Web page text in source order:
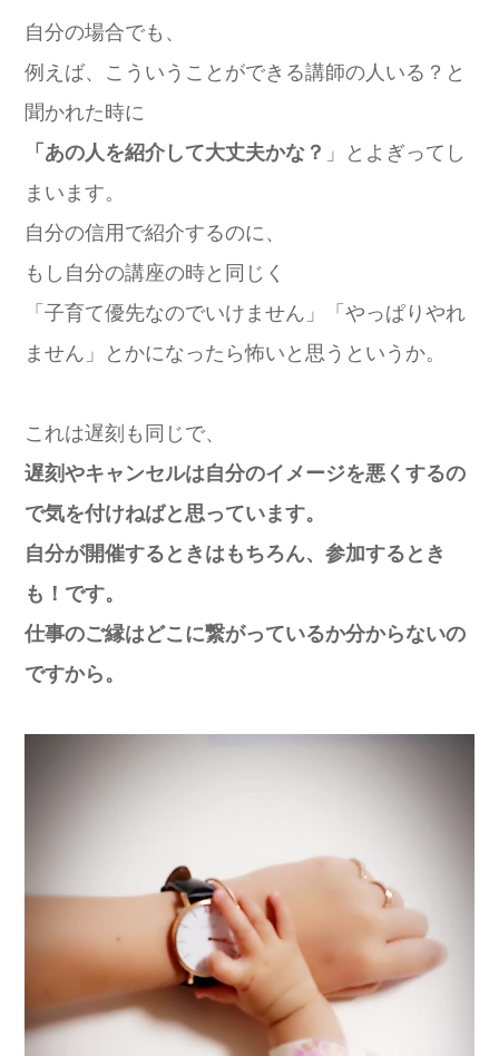
自分の場合でも、
例えば、こういうことができる講師の人いる？と
聞かれた時に
「あの人を紹介して大丈夫かな？ 」とよぎってし
まいます。
自分の信用で紹介するのに、
もし自分の講座の時と同じく
「子育て優先なのでいけません」「やっぱりやれ
ません」とかになったら怖いと思うというか。
これは遅刻も同じで、
遅刻やキャンセルは自分のイメージを悪くするの
で気を付けねばと思っています。
自分が開催するときはもちろん、参加するとき
も！です。
仕事のご縁はどこに繋がっているか分からないの
ですから。